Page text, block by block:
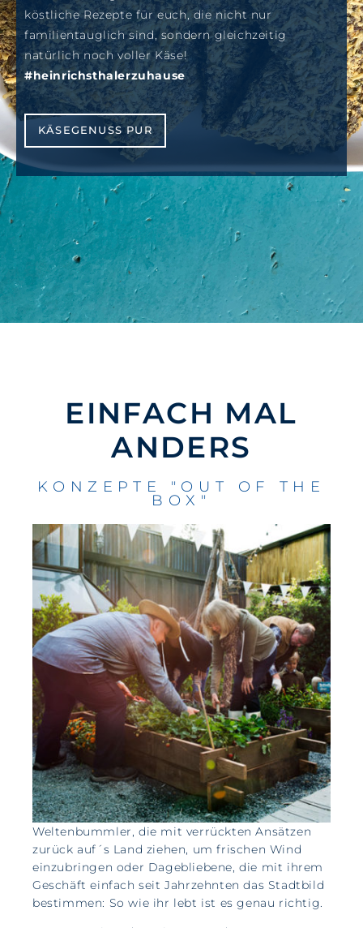
köstliche Rezepte für euch, die nicht nur
familientauglich sind, sondern gleichzeitig
natürlich noch voller Käse!
#heinrichsthalerzuhause
KÄSEGENUSS PUR
EINFACH MAL
ANDERS
KONZEPTE "OUT OF THE
BOX"
Weltenbummler, die mit verrückten Ansätzen
zurück auf´s Land ziehen, um frischen Wind
einzubringen oder Dagebliebene, die mit ihrem
Geschäft einfach seit Jahrzehnten das Stadtbild
bestimmen: So wie ihr lebt ist es genau richtig.